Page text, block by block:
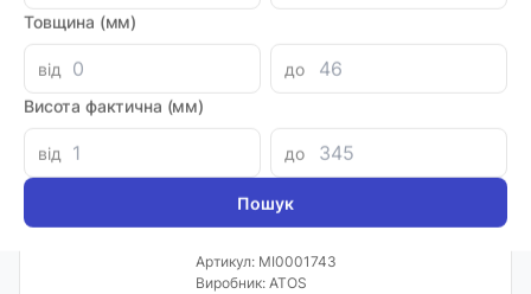
Товщина (мм)
від
до
Висота фактична (мм)
від до
Доставка 1-2 дні
Клапан DR-10/G 20
Артикул: MI0001743
Виробник: ATOS